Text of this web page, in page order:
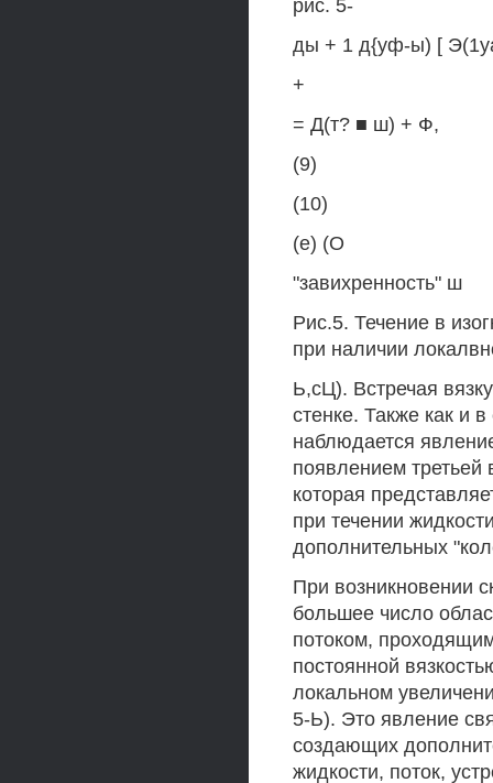
рис. 5-
ды + 1 д{уф-ы) [
+
= Д(т? ■ ш) + Ф,
(9)
(10)
(е) (О
"завихренность" ш
Рис.5. Течение в
при наличии
Ь,сЦ). Встречая
стенке. Также как и
наблюдается
появлением третьей
которая
при течении
дополнительных
При возникновении
большее число
потоком,
постоянной
локальном
5-Ь). Это явление
создающих
жидкости, поток,